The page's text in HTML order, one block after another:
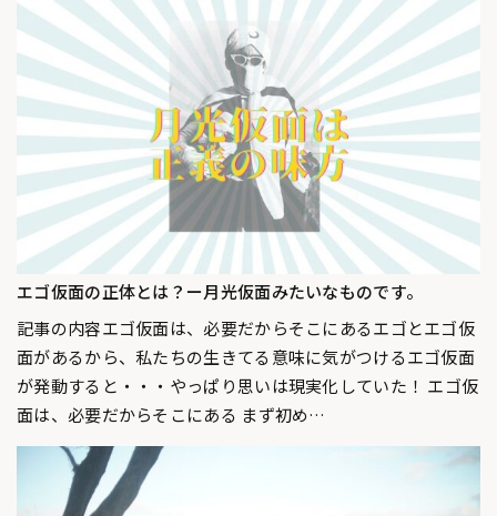
エゴ仮面の正体とは？ー月光仮面みたいなものです。
記事の内容エゴ仮面は、必要だからそこにあるエゴとエゴ仮
面があるから、私たちの生きてる意味に気がつけるエゴ仮面
が発動すると・・・やっぱり思いは現実化していた！ エゴ仮
面は、必要だからそこにある まず初め…